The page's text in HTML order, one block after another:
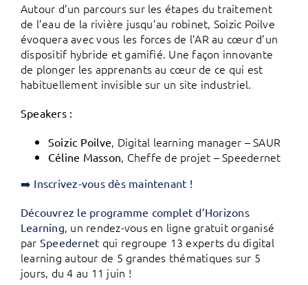
Autour d’un parcours sur les étapes du traitement
de l’eau de la rivière jusqu’au robinet, Soizic Poilve
évoquera avec vous les forces de l’AR au cœur d’un
dispositif hybride et gamifié. Une façon innovante
de plonger les apprenants au cœur de ce qui est
habituellement invisible sur un site industriel.
Speakers :
Soizic Poilve, Digital learning manager – SAUR
Céline Masson, Cheffe de projet – Speedernet
➡️ Inscrivez-vous dès maintenant !
Découvrez le programme complet d’Horizons
Learning, un rendez-vous en ligne gratuit organisé
par Speedernet qui regroupe 13 experts du digital
learning autour de 5 grandes thématiques sur 5
jours, du 4 au 11 juin !